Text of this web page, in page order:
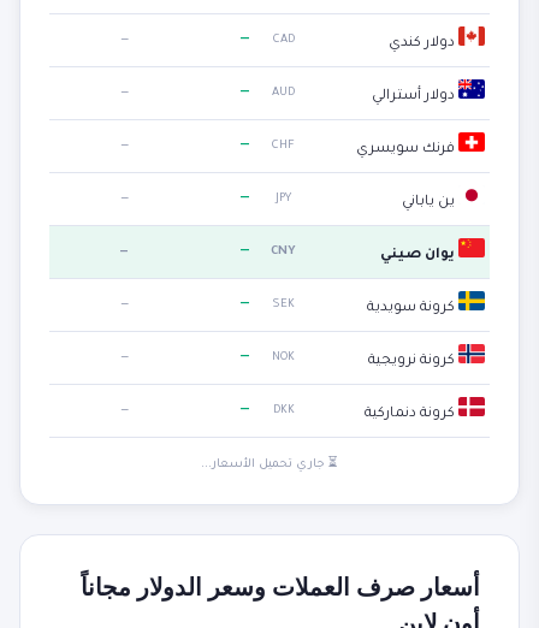
دولار كندي CAD
—
—
دولار أسترالي AUD
—
—
فرنك سويسري CHF
—
—
ين ياباني JPY
—
—
يوان صيني CNY
—
—
كرونة سويدية SEK
—
—
كرونة نرويجية NOK
—
—
كرونة دنماركية DKK
—
—
⏳ جاري تحميل الأسعار...
أسعار صرف العملات وسعر الدولار مجاناً